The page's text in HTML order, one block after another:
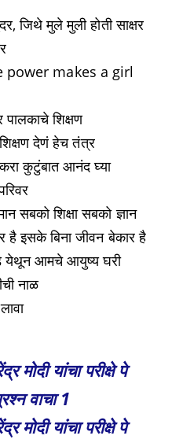
जिथे मुले मुली होती साक्षर
power makes a girl
पालकाचे शिक्षण
देणं हेच तंत्र
करा कुटुंबात आनंद घ्या
सबको शिक्षा सबको ज्ञान
है इसके बिना जीवन बेकार है
येथून आमचे आयुष्य घरी
नाळ
मोदी यांचा परीक्षे पे
वाचा 1
मोदी यांचा परीक्षे पे